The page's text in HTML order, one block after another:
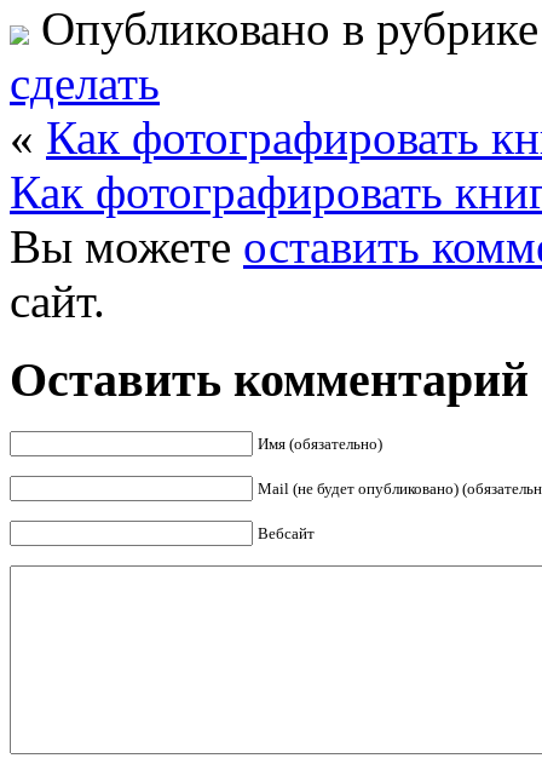
Опубликовано в
сделать
« Как фотографировать
Как фотографировать
Вы можете оставить
сайт.
Оставить комментарий
Имя (обязательно)
Mail (не будет опубликовано)
Вебсайт